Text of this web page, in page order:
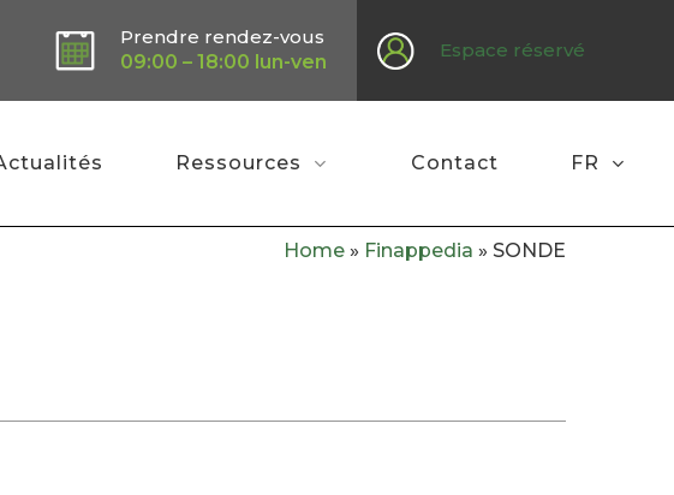
Prendre rendez-vous
09:00 – 18:00 lun-ven
Espace réservé
Ressources Contact FR
Home » Finappedia » SONDE